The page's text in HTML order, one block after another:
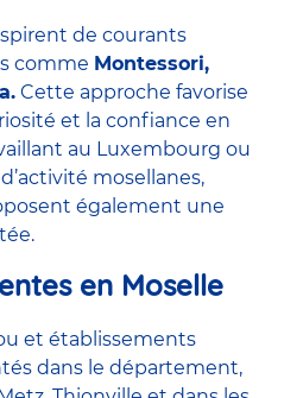
de courants
comme Montessori,
Cette approche favorise
et la confiance en
au Luxembourg ou
mosellanes,
également une
en Moselle
et établissements
dans le département,